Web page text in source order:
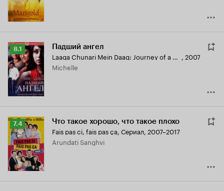
Рейтинг
Кинопоиска
8.1
8.1 Падший ангел
Laaga Chunari Mein Daag: Journey of a Woman , 2007
Michelle
Рейтинг
Кинопоиска
7.4
7.4 Что такое хорошо, что такое плохо
Fais pas ci, fais pas ça, Сериал, 2007–2017
Arundati Sanghvi